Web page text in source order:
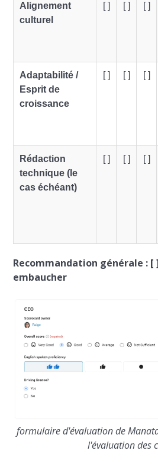
Alignement
culturel
[ ] [ ] [ ]
Adaptabilité /
Esprit de
croissance
[ ] [ ] [ ]
Rédaction
technique (le
cas échéant)
[ ] [ ] [ ]
Recommandation générale : [
embaucher
formulaire d'évaluation de
l'évaluation des